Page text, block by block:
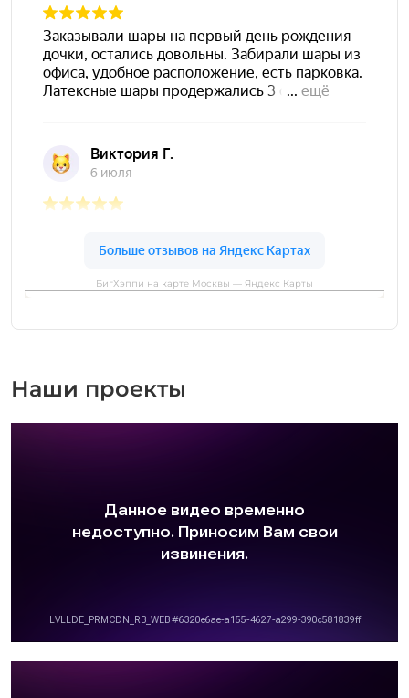
БигХэппи на карте Москвы — Яндекс Карты
Наши проекты